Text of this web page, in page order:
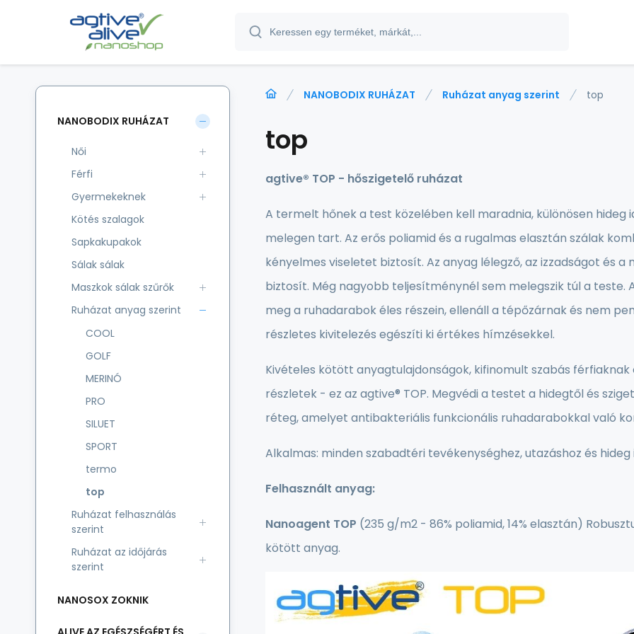
NANOBODIX RUHÁZAT Ruházat anyag szerint top
top
agtive® TOP - hőszigetelő ruházat
A termelt hőnek a test közelében kell maradnia, különösen
melegen tart. Az erős poliamid és a rugalmas elasztán szálak
kényelmes viseletet biztosít. Az anyag lélegző, az izzadságot és
biztosít. Még nagyobb teljesítménynél sem melegszik túl a teste.
meg a ruhadarabok éles részein, ellenáll a tépőzárnak és nem
részletes kivitelezés egészíti ki értékes hímzésekkel.
Kivételes kötött anyagtulajdonságok, kifinomult szabás
részletek - ez az agtive® TOP. Megvédi a testet a hidegtől és
réteg, amelyet antibakteriális funkcionális ruhadarabokkal való
Alkalmas: minden szabadtéri tevékenységhez, utazáshoz és
Felhasznált anyag:
Nanoagent TOP (235 g/m2 - 86% poliamid, 14% elasztán)
kötött anyag.
NANOBODIX RUHÁZAT
Női
Férfi
Gyermekeknek
Kötés szalagok
Sapkakupakok
Sálak sálak
Maszkok sálak szűrők
Ruházat anyag szerint
COOL
GOLF
MERINÓ
PRO
SILUET
SPORT
termo
top
Ruházat felhasználás
szerint
Ruházat az időjárás
szerint
NANOSOX ZOKNIK